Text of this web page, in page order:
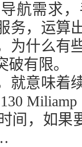
航需求
务，运算
为什么有
有限。
就意味着
间，如果